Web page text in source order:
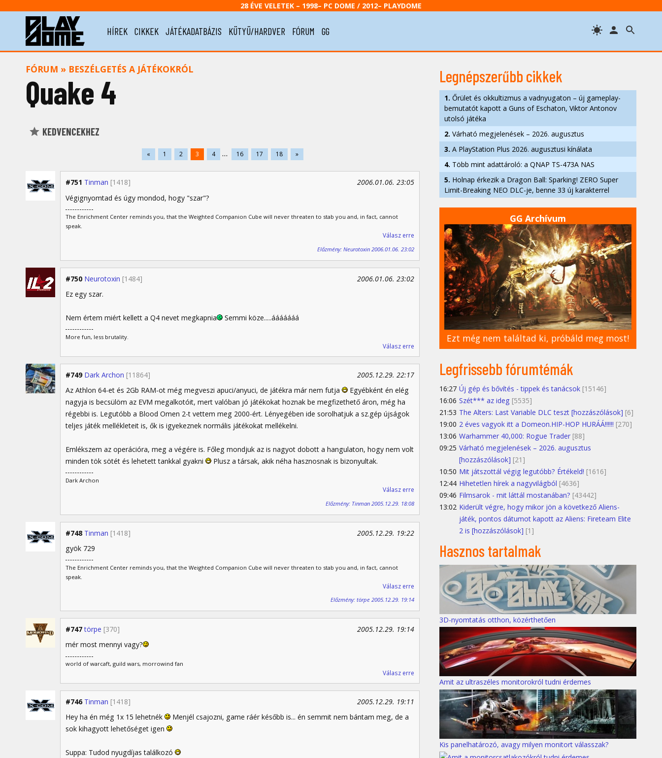
28 ÉVE VELETEK – 1998– PC DOME / 2012– PLAYDOME
HÍREK CIKKEK JÁTÉKADATBÁZIS KÜTYÜ/HARDVER FÓRUM GG
FÓRUM » BESZÉLGETÉS A JÁTÉKOKRÓL
Quake 4
KEDVENCEKHEZ
« 1 2 3 4 ... 16 17 18 »
#751 Tinman [1418]
2006.01.06. 23:05
Végignyomtad és úgy mondod, hogy "szar"?
The Enrichment Center reminds you, that the Weighted Companion Cube will never threaten to stab you and, in fact, cannot
speak.
Válasz erre
Előzmény: Neurotoxin 2006.01.06. 23:02
#750 Neurotoxin [1484]
2006.01.06. 23:02
Ez egy szar.
Nem értem miért kellett a Q4 nevet megkapnia Semmi köze.....ááááááá
More fun, less brutality.
Válasz erre
#749 Dark Archon [11864]
2005.12.29. 22:17
Az Athlon 64-et és 2Gb RAM-ot még megveszi apuci/anyuci, de játékra már nem futja
Egyébként én elég
nagyja is becsülöm az EVM megalkotóit, mert valóban jó játékokat hoznak be megfizethető áron, még ha
régebbi is. Legutóbb a Blood Omen 2-t vettem meg 2000-ért. Lényegében ide sorolhatjuk a sz.gép újságok
teljes játék mellékleteit is, ők is igyekeznek normális játékokat mellékelni.
Emlékszem az operációra, meg a végére is. Főleg mondjuk az is nagyot dobott a hangulaton, hogy nem volt
minden tök sötét és lehetett tankkal gyakni
Plusz a társak, akik néha hasznosnak is bizonyultak.
Dark Archon
Válasz erre
Előzmény: Tinman 2005.12.29. 18:08
#748 Tinman [1418]
2005.12.29. 19:22
gyök 729
The Enrichment Center reminds you, that the Weighted Companion Cube will never threaten to stab you and, in fact, cannot
speak.
Válasz erre
Előzmény: törpe 2005.12.29. 19:14
#747 törpe [370]
2005.12.29. 19:14
mér most mennyi vagy?
world of warcaft, guild wars, morrowind fan
Válasz erre
#746 Tinman [1418]
2005.12.29. 19:11
Hey ha én még 1x 15 lehetnék
Menjél csajozni, game ráér később is... én semmit nem bántam meg, de a
sok kihagyott lehetőséget igen
Suppa: Tudod nyugdíjas találkozó
Legnépszerűbb cikkek
1. Őrület és okkultizmus a vadnyugaton – új gameplay-
bemutatót kapott a Guns of Eschaton, Viktor Antonov
utolsó játéka
2. Várható megjelenések – 2026. augusztus
3. A PlayStation Plus 2026. augusztusi kínálata
4. Több mint adattároló: a QNAP TS-473A NAS
5. Holnap érkezik a Dragon Ball: Sparking! ZERO Super
Limit-Breaking NEO DLC-je, benne 33 új karakterrel
GG Archívum
Ezt még nem találtad ki, próbáld meg most!
Legfrissebb fórumtémák
16:27 Új gép és bővítés - tippek és tanácsok [15146]
16:06 Szét*** az ideg [5535]
21:53 The Alters: Last Variable DLC teszt [hozzászólások] [6]
19:00 2 éves vagyok itt a Domeon.HIP-HOP HURÁÁ!!!!!! [270]
13:06 Warhammer 40,000: Rogue Trader [88]
09:25 Várható megjelenések – 2026. augusztus
[hozzászólások] [21]
10:50 Mit játszottál végig legutóbb? Értékeld! [1616]
12:44 Hihetetlen hírek a nagyvilágból [4636]
09:46 Filmsarok - mit láttál mostanában? [43442]
13:02 Kiderült végre, hogy mikor jön a következő Aliens-
játék, pontos dátumot kapott az Aliens: Fireteam Elite
2 is [hozzászólások] [1]
Hasznos tartalmak
3D-nyomtatás otthon, közérthetően
Amit az ultraszéles monitorokról tudni érdemes
Kis panelhatározó, avagy milyen monitort válasszak?